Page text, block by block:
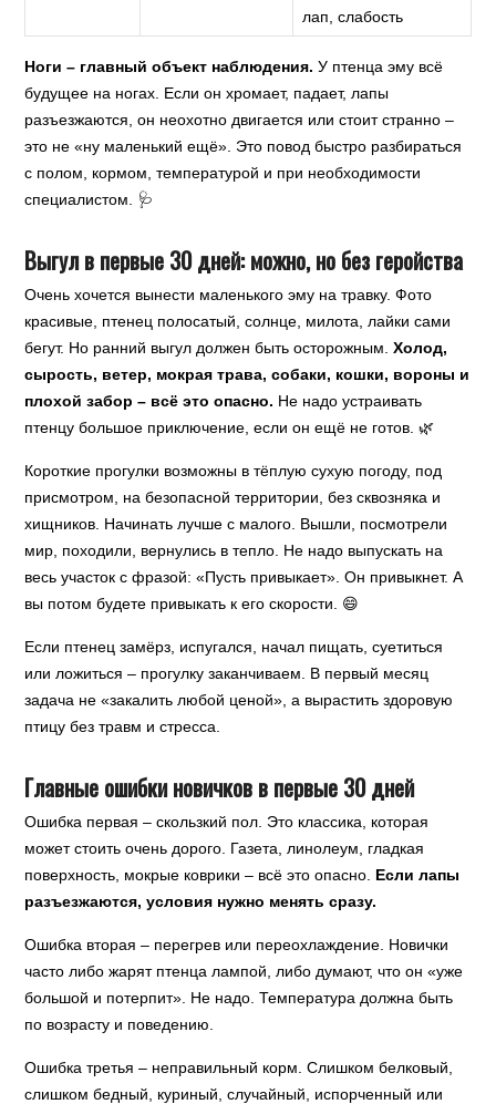
лап, слабость
Ноги – главный объект наблюдения. У птенца эму всё
будущее на ногах. Если он хромает, падает, лапы
разъезжаются, он неохотно двигается или стоит странно –
это не «ну маленький ещё». Это повод быстро разбираться
с полом, кормом, температурой и при необходимости
специалистом. 🩺
Выгул в первые 30 дней: можно, но без геройства
Очень хочется вынести маленького эму на травку. Фото
красивые, птенец полосатый, солнце, милота, лайки сами
бегут. Но ранний выгул должен быть осторожным.Холод,
сырость, ветер, мокрая трава, собаки, кошки, вороны и
плохой забор – всё это опасно. Не надо устраивать
птенцу большое приключение, если он ещё не готов. 🌿
Короткие прогулки возможны в тёплую сухую погоду, под
присмотром, на безопасной территории, без сквозняка и
хищников. Начинать лучше с малого. Вышли, посмотрели
мир, походили, вернулись в тепло. Не надо выпускать на
весь участок с фразой: «Пусть привыкает». Он привыкнет. А
вы потом будете привыкать к его скорости. 😄
Если птенец замёрз, испугался, начал пищать, суетиться
или ложиться – прогулку заканчиваем. В первый месяц
задача не «закалить любой ценой», а вырастить здоровую
птицу без травм и стресса.
Главные ошибки новичков в первые 30 дней
Ошибка первая – скользкий пол. Это классика, которая
может стоить очень дорого. Газета, линолеум, гладкая
поверхность, мокрые коврики – всё это опасно. Если лапы
разъезжаются, условия нужно менять сразу.
Ошибка вторая – перегрев или переохлаждение. Новички
часто либо жарят птенца лампой, либо думают, что он «уже
большой и потерпит». Не надо. Температура должна быть
по возрасту и поведению.
Ошибка третья – неправильный корм. Слишком белковый,
слишком бедный, куриный, случайный, испорченный или